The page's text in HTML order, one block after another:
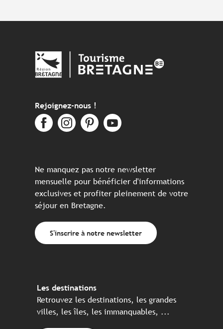
Rejoignez-nous !
Ne manquez pas notre newsletter
mensuelle pour bénéficier d'informations
exclusives et profiter pleinement de votre
séjour en Bretagne.
S'inscrire à notre newsletter
Les destinations
Retrouvez les destinations, les grandes
villes, les îles, les immanquables, ...